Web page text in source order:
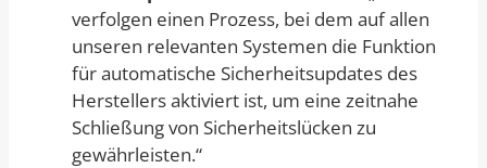
verfolgen einen Prozess, bei dem auf allen
unseren relevanten Systemen die Funktion
für automatische Sicherheitsupdates des
Herstellers aktiviert ist, um eine zeitnahe
Schließung von Sicherheitslücken zu
gewährleisten.“